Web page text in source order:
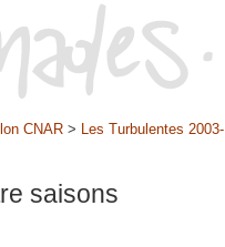
CNAR> Les Turbulentes 2003-
saisons